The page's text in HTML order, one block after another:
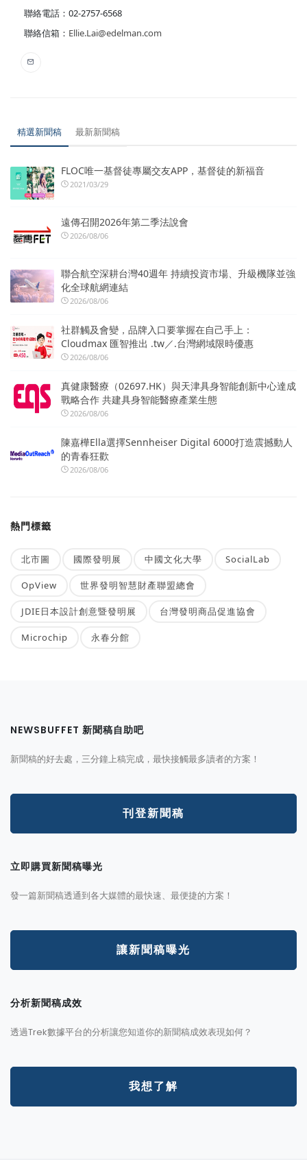
聯絡電話：02-2757-6568
聯絡信箱： Ellie.Lai@edelman.com
精選新聞稿 最新新聞稿
FLOC唯一基督徒專屬交友APP，基督徒的新福音
2021/03/29
遠傳召開2026年第二季法說會
2026/08/06
聯合航空深耕台灣40週年 持續投資市場、升級機隊並強
化全球航網連結
2026/08/06
社群觸及會變，品牌入口要掌握在自己手上：
Cloudmax 匯智推出 .tw／.台灣網域限時優惠
2026/08/06
真健康醫療（02697.HK）與天津具身智能創新中心達成
戰略合作 共建具身智能醫療產業生態
2026/08/06
陳嘉樺Ella選擇Sennheiser Digital 6000打造震撼動人
的青春狂歡
2026/08/06
熱門標籤
北市圖 國際發明展 中國文化大學 SocialLab
OpView 世界發明智慧財產聯盟總會
JDIE日本設計創意暨發明展 台灣發明商品促進協會
Microchip 永春分館
NEWSBUFFET 新聞稿自助吧
新聞稿的好去處，三分鐘上稿完成，最快接觸最多讀者的方案！
刊登新聞稿
立即購買新聞稿曝光
發一篇新聞稿透通到各大媒體的最快速、最便捷的方案！
讓新聞稿曝光
分析新聞稿成效
透過Trek數據平台的分析讓您知道你的新聞稿成效表現如何？
我想了解